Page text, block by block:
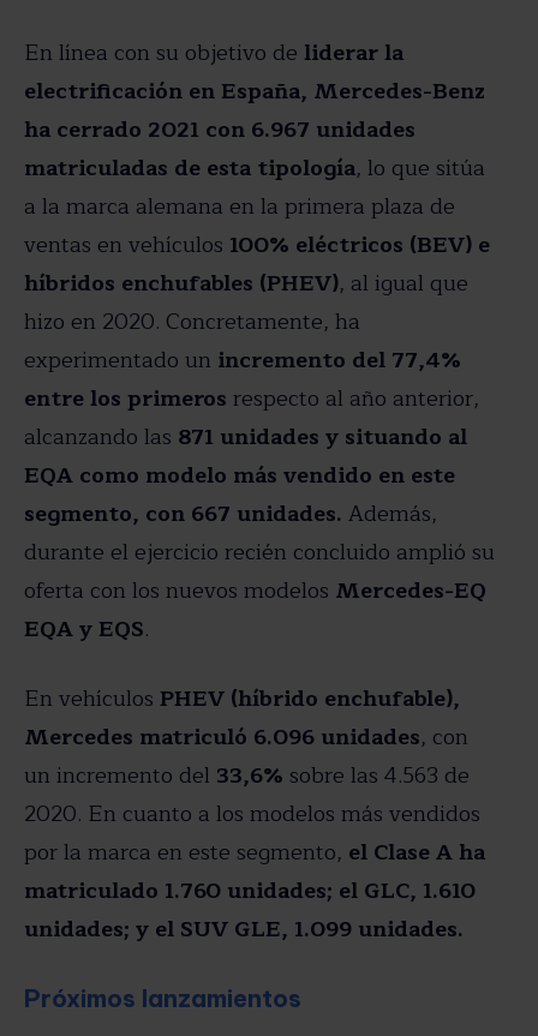
En línea con su objetivo de liderar la
electrificación en España, Mercedes-Benz
ha cerrado 2021 con 6.967 unidades
matriculadas de esta tipología, lo que sitúa
a la marca alemana en la primera plaza de
ventas en vehículos 100% eléctricos (BEV) e
híbridos enchufables (PHEV), al igual que
hizo en 2020. Concretamente, ha
experimentado un incremento del 77,4%
entre los primeros respecto al año anterior,
alcanzando las 871 unidades y situando al
EQA como modelo más vendido en este
segmento, con 667 unidades. Además,
durante el ejercicio recién concluido amplió su
oferta con los nuevos modelos Mercedes-EQ
EQA y EQS.
En vehículos PHEV (híbrido enchufable),
Mercedes matriculó 6.096 unidades, con
un incremento del 33,6% sobre las 4.563 de
2020. En cuanto a los modelos más vendidos
por la marca en este segmento, el Clase A ha
matriculado 1.760 unidades; el GLC, 1.610
unidades; y el SUV GLE, 1.099 unidades.
Próximos lanzamientos